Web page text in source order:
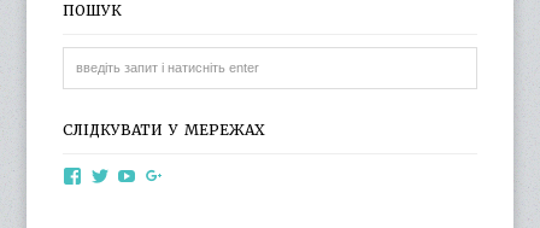
ПОШУК
СЛІДКУВАТИ У МЕРЕЖАХ
ViewViewView